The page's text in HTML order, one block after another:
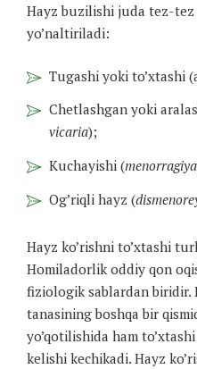
Hayz buzilishi juda tez-
yo’naltiriladi:
Tugashi yoki to’xtashi
Chetlashgan yoki
vicaria);
Kuchayishi (menorragiya
Og’riqli hayz (
Hayz ko’rishni to’xtashi
Homiladorlik oddiy qon
fiziologik sablardan biridir.
tanasining boshqa bir
yo’qotilishida ham
kelishi kechikadi. Hayz